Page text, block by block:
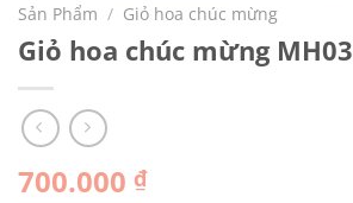
Sản Phẩm / Giỏ hoa chúc mừng
Giỏ hoa chúc mừng MH03
700.000 ₫